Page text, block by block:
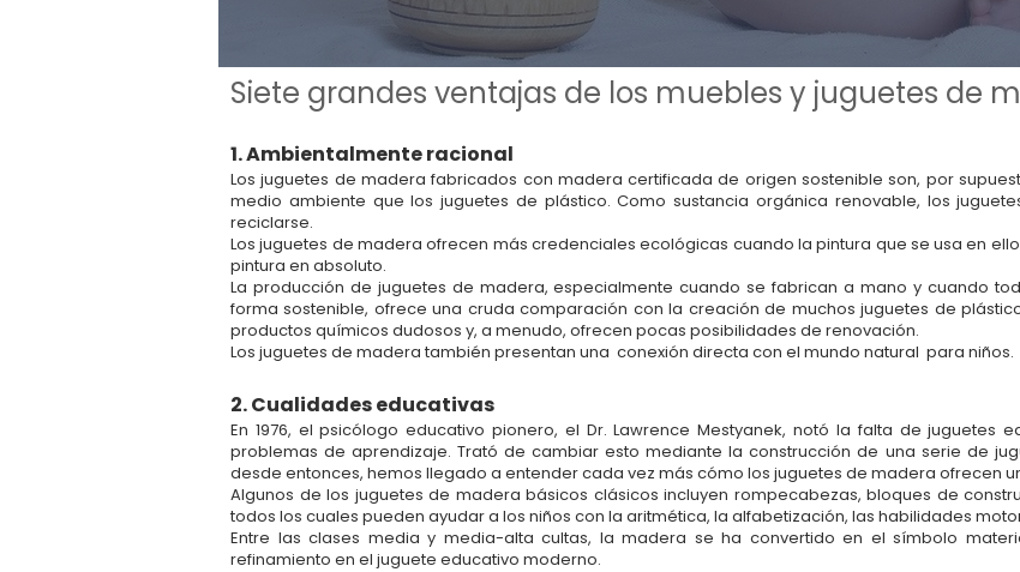
Siete grandes ventajas de los muebles y juguetes de
1. Ambientalmente racional
Los juguetes de madera fabricados con madera certificada de origen sostenible son, por
medio ambiente que los juguetes de plástico. Como sustancia orgánica renovable, los
reciclarse.
Los juguetes de madera ofrecen más credenciales ecológicas cuando la pintura que se usa en
pintura en absoluto.
La producción de juguetes de madera, especialmente cuando se fabrican a mano y cuando
forma sostenible, ofrece una cruda comparación con la creación de muchos juguetes de
productos químicos dudosos y, a menudo, ofrecen pocas posibilidades de renovación.
Los juguetes de madera también presentan una conexión directa con el mundo natural para niños.
2. Cualidades educativas
En 1976, el psicólogo educativo pionero, el Dr. Lawrence Mestyanek, notó la falta de juguetes
problemas de aprendizaje. Trató de cambiar esto mediante la construcción de una serie de
desde entonces, hemos llegado a entender cada vez más cómo los juguetes de madera ofrecen
Algunos de los juguetes de madera básicos clásicos incluyen rompecabezas, bloques de
todos los cuales pueden ayudar a los niños con la aritmética, la alfabetización, las habilidades
Entre las clases media y media-alta cultas, la madera se ha convertido en el símbolo
refinamiento en el juguete educativo moderno.